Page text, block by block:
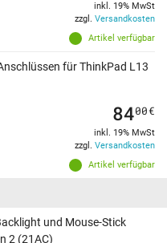
Artikel verfügbar
inkl. 19% MwSt
zzgl. Versandkosten
für ThinkPad L13
Artikel verfügbar
8400€
inkl. 19% MwSt
zzgl. Versandkosten
und Mouse-Stick
2 (21AC)